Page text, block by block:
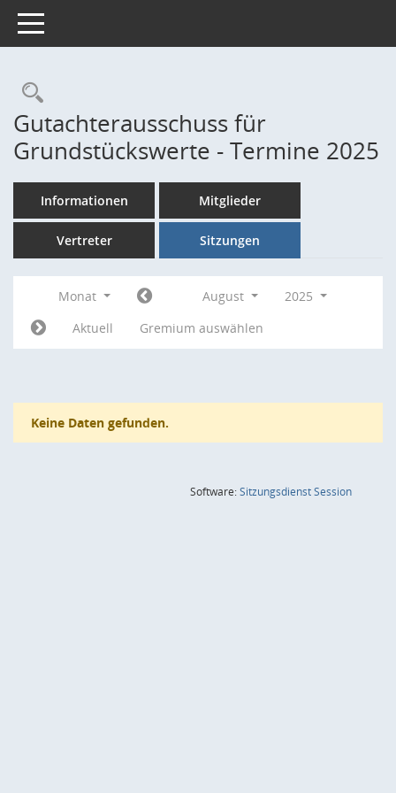
Toggle navigation
Rechercheauswahl
Gutachterausschuss für
Grundstückswerte - Termine 2025
Informationen Mitglieder
Vertreter Sitzungen
Monat August
2025
Aktuell
Gremium auswählen
Keine Daten gefunden.
Software:SitzungsdienstSession(Wird in